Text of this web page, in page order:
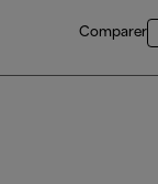
Comparer